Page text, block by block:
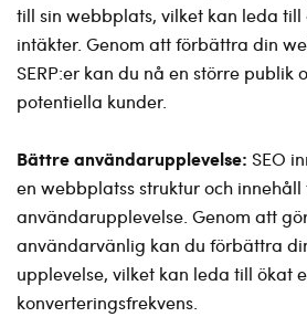
till sin webbplats, vilket kan leda
intäkter. Genom att förbättra din
SERP:er kan du nå en större publik
potentiella kunder.
Bättre användarupplevelse: SEO
en webbplatss struktur och
användarupplevelse. Genom att
användarvänlig kan du förbättra
upplevelse, vilket kan leda till ökat
konverteringsfrekvens.